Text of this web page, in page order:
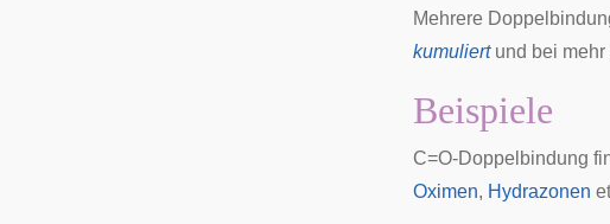
Mehrere
kumuliertund bei mehr
Beispiele
C=O-Doppelbindung
Oximen, Hydrazonen